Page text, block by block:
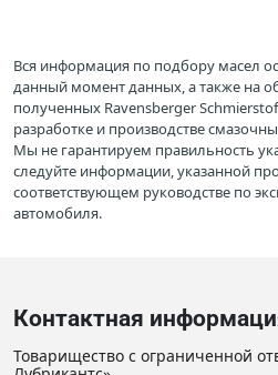
Вся информация по подбору масел
данный момент данных, а также на
полученных Ravensberger
разработке и производстве
Мы не гарантируем правильность
следуйте информации, указанной
соответствующем руководстве по
автомобиля.
Контактная
Товарищество с ограниченной